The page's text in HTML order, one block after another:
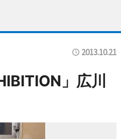
2013.10.21
」広川